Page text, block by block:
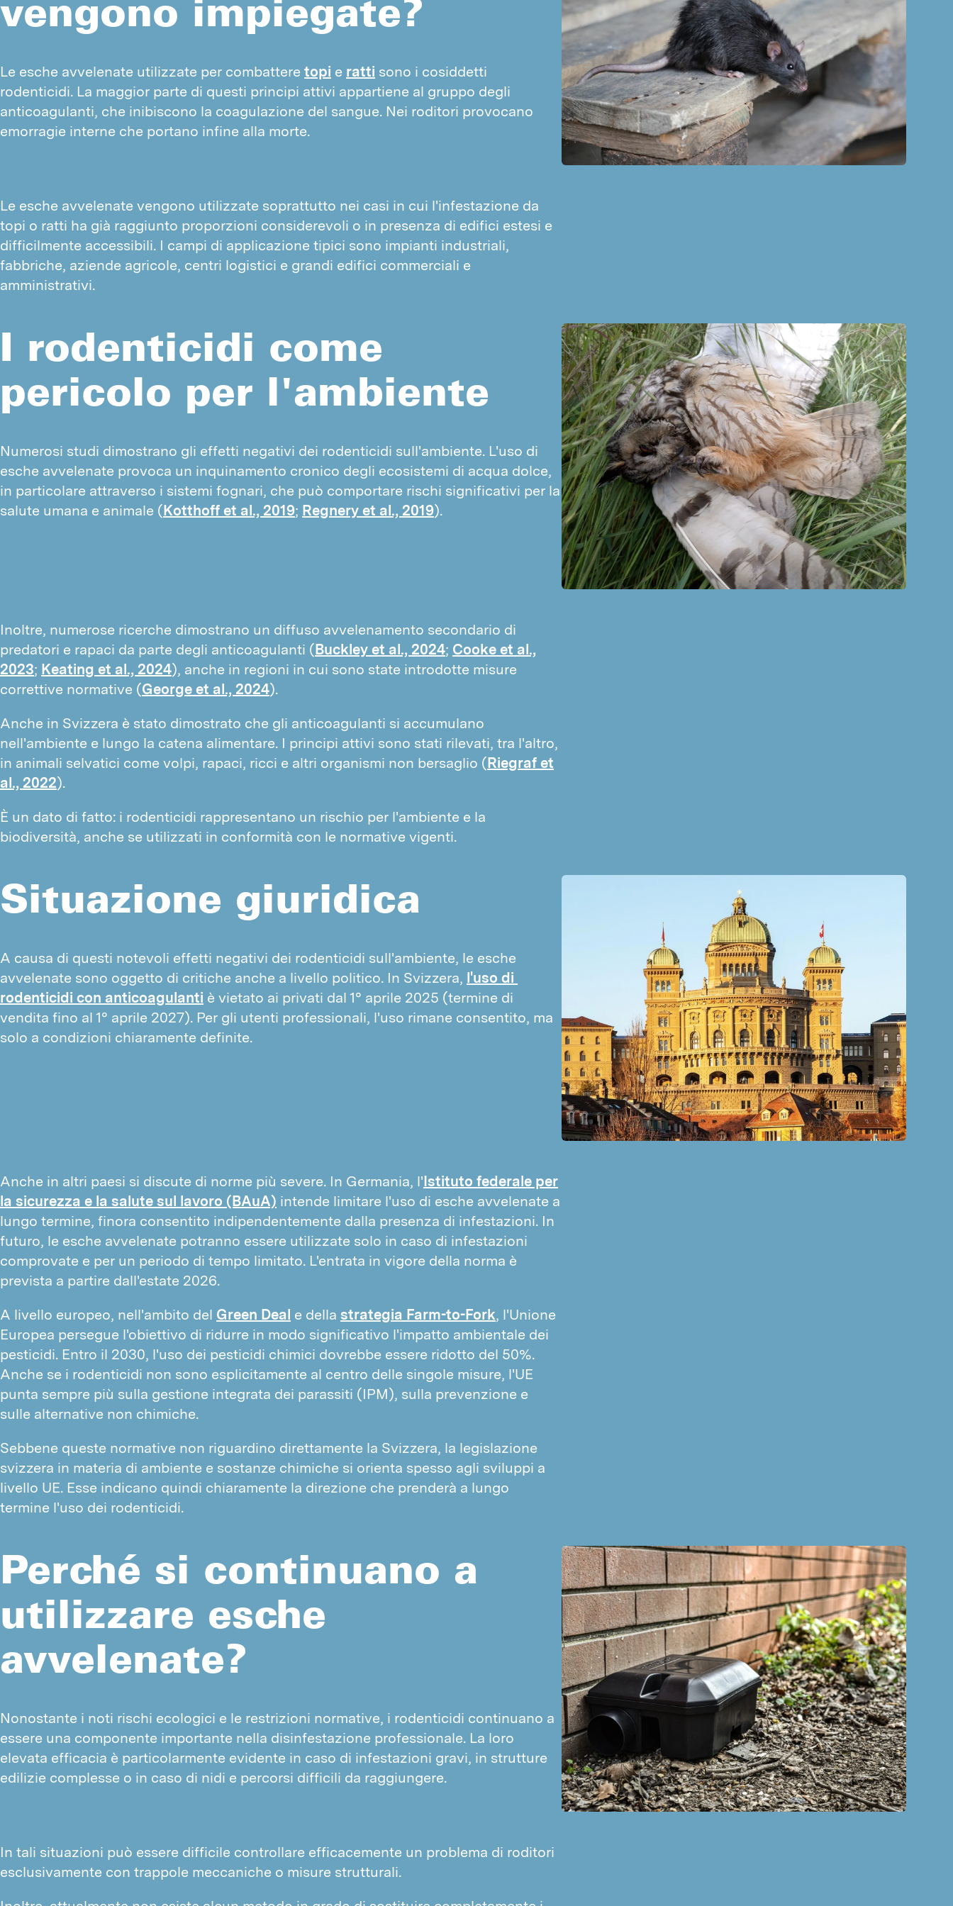
Topi
Faine
Insetti fastidiosi
Forbicine
Millepiedi
Passeri
Prezzo indicativo lotta contro le vespe
Prezzo indicativo lotta contro i roditori
Prezzo indicativo lotta contro le formiche
Ispezioni
Formazione dei clienti
Parassiti
INSETTI STRISCIANTI
Cimici dei letti
Ragni
Pesciolini coda lunga
INSETTI VOLANTI
Mosche
PARASSITI SCORTE E MATERIALI
Silvano dentellato
Anobio del tabacco
Curculionidi
Parassiti dei materiali
Tignole
UCCELLI
Piccioni
I nostri metodi
Disinfestazione a calore
Trattamento dei nascondigli
Tecnica di confusione per tignole
LO2
Login PestPılot
Login DPM
vengono impiegate?
Le esche avvelenate utilizzate per combattere topi e ratti sono i cosiddetti
rodenticidi. La maggior parte di questi principi attivi appartiene al gruppo degli
anticoagulanti, che inibiscono la coagulazione del sangue. Nei roditori provocano
emorragie interne che portano infine alla morte.
Le esche avvelenate vengono utilizzate soprattutto nei casi in cui l'infestazione da
topi o ratti ha già raggiunto proporzioni considerevoli o in presenza di edifici estesi e
difficilmente accessibili. I campi di applicazione tipici sono impianti industriali,
fabbriche, aziende agricole, centri logistici e grandi edifici commerciali e
amministrativi.
I rodenticidi come
pericolo per l'ambiente
Numerosi studi dimostrano gli effetti negativi dei rodenticidi sull'ambiente. L'uso di
esche avvelenate provoca un inquinamento cronico degli ecosistemi di acqua dolce,
in particolare attraverso i sistemi fognari, che può comportare rischi significativi per la
salute umana e animale (Kotthoff et al., 2019; Regnery et al., 2019).
Inoltre, numerose ricerche dimostrano un diffuso avvelenamento secondario di
predatori e rapaci da parte degli anticoagulanti (Buckley et al., 2024; Cooke et al.,
2023; Keating et al., 2024), anche in regioni in cui sono state introdotte misure
correttive normative (George et al., 2024).
Anche in Svizzera è stato dimostrato che gli anticoagulanti si accumulano
nell'ambiente e lungo la catena alimentare. I principi attivi sono stati rilevati, tra l'altro,
in animali selvatici come volpi, rapaci, ricci e altri organismi non bersaglio (Riegraf et
al., 2022).
È un dato di fatto: i rodenticidi rappresentano un rischio per l'ambiente e la
biodiversità, anche se utilizzati in conformità con le normative vigenti.
Situazione giuridica
A causa di questi notevoli effetti negativi dei rodenticidi sull'ambiente, le esche
avvelenate sono oggetto di critiche anche a livello politico. In Svizzera, l'uso di
rodenticidi con anticoagulanti è vietato ai privati dal 1° aprile 2025 (termine di
vendita fino al 1° aprile 2027). Per gli utenti professionali, l'uso rimane consentito, ma
solo a condizioni chiaramente definite.
Anche in altri paesi si discute di norme più severe. In Germania, l'Istituto federale per
la sicurezza e la salute sul lavoro (BAuA) intende limitare l'uso di esche avvelenate a
lungo termine, finora consentito indipendentemente dalla presenza di infestazioni. In
futuro, le esche avvelenate potranno essere utilizzate solo in caso di infestazioni
comprovate e per un periodo di tempo limitato. L'entrata in vigore della norma è
prevista a partire dall'estate 2026.
A livello europeo, nell'ambito del Green Deal e della strategia Farm-to-Fork, l'Unione
Europea persegue l'obiettivo di ridurre in modo significativo l'impatto ambientale dei
pesticidi. Entro il 2030, l'uso dei pesticidi chimici dovrebbe essere ridotto del 50%.
Anche se i rodenticidi non sono esplicitamente al centro delle singole misure, l'UE
punta sempre più sulla gestione integrata dei parassiti (IPM), sulla prevenzione e
sulle alternative non chimiche.
Sebbene queste normative non riguardino direttamente la Svizzera, la legislazione
svizzera in materia di ambiente e sostanze chimiche si orienta spesso agli sviluppi a
livello UE. Esse indicano quindi chiaramente la direzione che prenderà a lungo
termine l'uso dei rodenticidi.
Perché si continuano a
utilizzare esche
avvelenate?
Nonostante i noti rischi ecologici e le restrizioni normative, i rodenticidi continuano a
essere una componente importante nella disinfestazione professionale. La loro
elevata efficacia è particolarmente evidente in caso di infestazioni gravi, in strutture
edilizie complesse o in caso di nidi e percorsi difficili da raggiungere.
In tali situazioni può essere difficile controllare efficacemente un problema di roditori
esclusivamente con trappole meccaniche o misure strutturali.